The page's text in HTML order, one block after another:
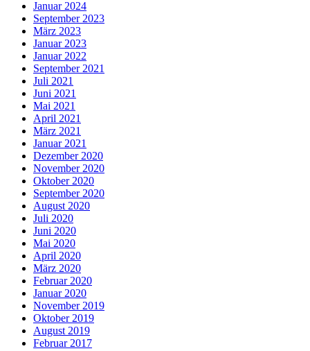
Januar 2024
September 2023
März 2023
Januar 2023
Januar 2022
September 2021
Juli 2021
Juni 2021
Mai 2021
April 2021
März 2021
Januar 2021
Dezember 2020
November 2020
Oktober 2020
September 2020
August 2020
Juli 2020
Juni 2020
Mai 2020
April 2020
März 2020
Februar 2020
Januar 2020
November 2019
Oktober 2019
August 2019
Februar 2017